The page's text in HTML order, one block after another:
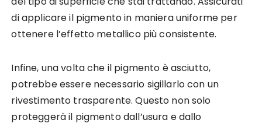
di applicare il pigmento in maniera uniforme per
ottenere l’effetto metallico più consistente.
Infine, una volta che il pigmento è asciutto,
potrebbe essere necessario sigillarlo con un
rivestimento trasparente. Questo non solo
proteggerà il pigmento dall’usura e dallo